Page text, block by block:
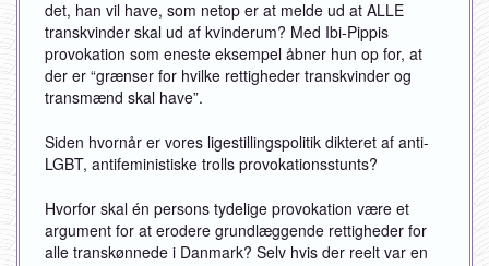
det, han vil have, som netop er at melde ud at ALLE
transkvinder skal ud af kvinderum? Med Ibi-Pippis
provokation som eneste eksempel åbner hun op for, at
der er “grænser for hvilke rettigheder transkvinder og
transmænd skal have”.
Siden hvornår er vores ligestillingspolitik dikteret af anti-
LGBT, antifeministiske trolls provokationsstunts?
Hvorfor skal én persons tydelige provokation være et
argument for at erodere grundlæggende rettigheder for
alle transkønnede i Danmark? Selv hvis der reelt var en